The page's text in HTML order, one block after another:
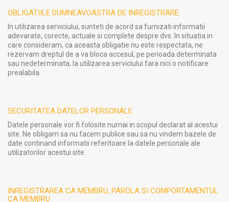
OBLIGATIILE DUMNEAVOASTRA DE INREGISTRARE
In utilizarea serviciului, sunteti de acord sa furnizati informatii
adevarate, corecte, actuale si complete despre dvs. In situatia in
care consideram, ca aceasta obligatie nu este respectata, ne
rezervam dreptul de a va bloca accesul, pe perioada determinata
sau nedeterminata, la utilizarea serviciului fara nici o notificare
prealabila.
SECURITATEA DATELOR PERSONALE
Datele personale vor fi folosite numai in scopul declarat al acestui
site. Ne obligam sa nu facem publice sau sa nu vindem bazele de
date continand informatii referitoare la datele personale ale
utilizatorilor acestui site.
INREGISTRAREA CA MEMBRU, PAROLA SI COMPORTAMENTUL
CA MEMBRU